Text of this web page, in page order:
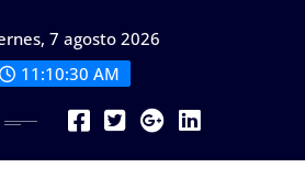
7 agosto 2026
11:10:32 AM